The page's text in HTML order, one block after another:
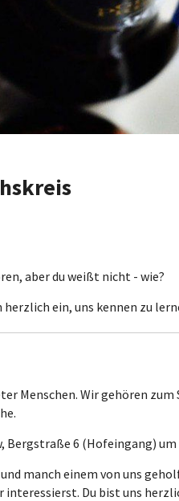
aber du weißt nicht - wie?
ein, uns kennen zu
Menschen. Wir gehören
6 (Hofeingang) um
manch einem von uns
interessierst. Du bist uns